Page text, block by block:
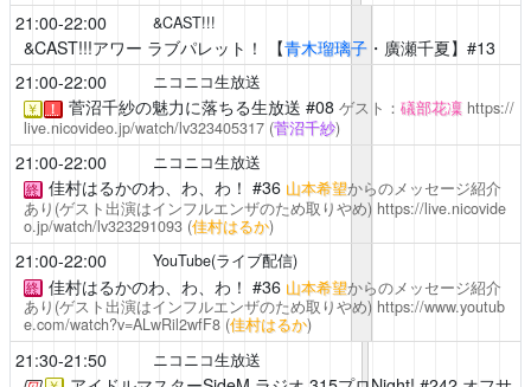
21:00-22:00 &CAST!!!
&CAST!!!アワー ラブパレット！ 【青木瑠璃子・廣瀬千夏】#13
21:00-22:00
ニコニコ生放送
￥ ！ 菅沼千紗の魅力に落ちる生放送 #08 ゲスト： 礒部花凜 https://
live.nicovideo.jp/watch/lv323405317 (菅沼千紗)
21:00-22:00 ニコニコ生放送
終 佳村はるかのわ、わ、わ！ #36 山本希望からのメッセージ紹介
あり(ゲスト出演はインフルエンザのため取りやめ) https://live.nicovide
o.jp/watch/lv323291093 (佳村はるか)
21:00-22:00 YouTube(ライブ配信)
終 佳村はるかのわ、わ、わ！ #36 山本希望からのメッセージ紹介
あり(ゲスト出演はインフルエンザのため取りやめ) https://www.youtub
e.com/watch?v=ALwRil2wfF8 (佳村はるか)
21:30-21:50 ニコニコ生放送